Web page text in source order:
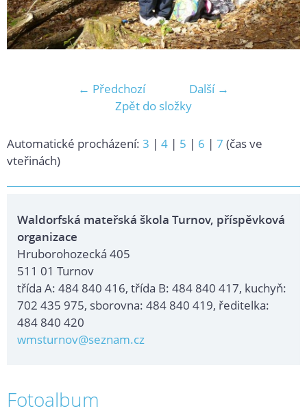
← Předchozí
Další →
Zpět do složky
Automatické procházení: 3 | 4 | 5 | 6 | 7 (čas ve
vteřinách)
Waldorfská mateřská škola Turnov, příspěvková
organizace
Hruborohozecká 405
511 01 Turnov
třída A: 484 840 416, třída B: 484 840 417, kuchyň:
702 435 975, sborovna: 484 840 419, ředitelka:
484 840 420
wmsturnov@seznam.cz
Fotoalbum